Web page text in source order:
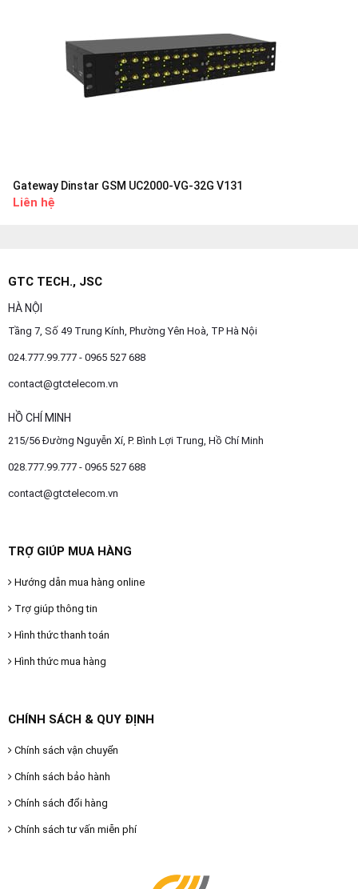
Gateway Dinstar GSM UC2000-VG-32G V131
Liên hệ
GTC TECH., JSC
HÀ NỘI
Tầng 7, Số 49 Trung Kính, Phường Yên Hoà, TP Hà Nội
024.777.99.777 - 0965 527 688
contact@gtctelecom.vn
HỒ CHÍ MINH
215/56 Đường Nguyễn Xí, P. Bình Lợi Trung, Hồ Chí Minh
028.777.99.777 - 0965 527 688
contact@gtctelecom.vn
TRỢ GIÚP MUA HÀNG
Hướng dẫn mua hàng online
Trợ giúp thông tin
Hình thức thanh toán
Hình thức mua hàng
CHÍNH SÁCH & QUY ĐỊNH
Chính sách vận chuyển
Chính sách bảo hành
Chính sách đổi hàng
Chính sách tư vấn miễn phí